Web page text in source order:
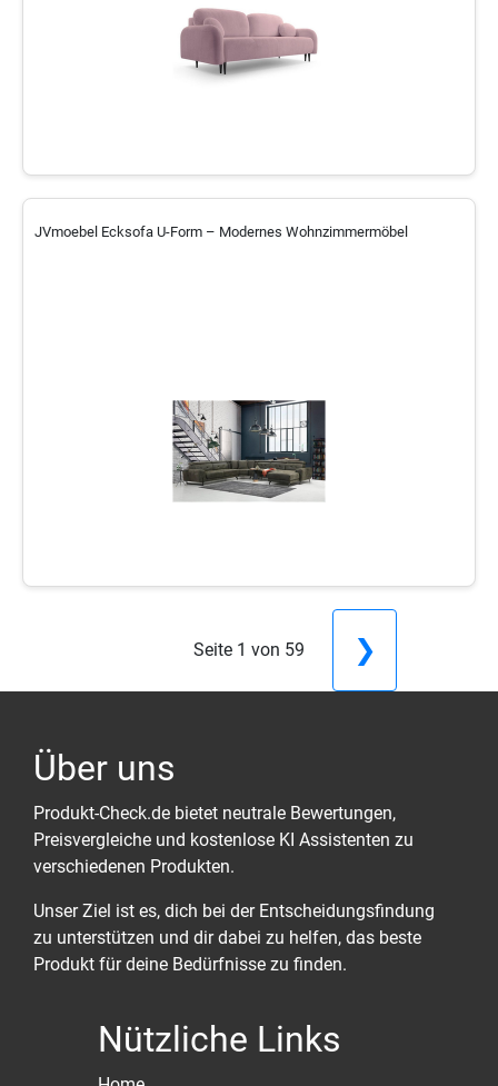
JVmoebel Ecksofa U-Form – Modernes Wohnzimmermöbel
Seite 1 von 59 ❯
Über uns
Produkt-Check.de bietet neutrale Bewertungen,
Preisvergleiche und kostenlose KI Assistenten zu
verschiedenen Produkten.
Unser Ziel ist es, dich bei der Entscheidungsfindung
zu unterstützen und dir dabei zu helfen, das beste
Produkt für deine Bedürfnisse zu finden.
Nützliche Links